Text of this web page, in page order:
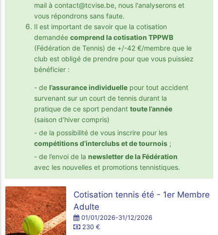
mail à contact@tcvise.be, nous l'analyserons et
vous répondrons sans faute.
Il est important de savoir que la cotisation
demandée comprend la cotisation TPPWB
(Fédération de Tennis) de +/-42 €/membre que le
club est obligé de prendre pour que vous puissiez
bénéficier :
- de l’assurance individuellepour tout accident
survenant sur un court de tennis durant la
pratique de ce sport pendant toute l’année
(saison d’hiver compris)
- de la possibilité de vous inscrire pour les
compétitions d’interclubs et de tournois;
- de l’envoi de la newsletter de la Fédération
avec les nouvelles et promotions tennistiques.
Cotisation tennis été - 1er Membre
Adulte
01/01/2026-31/12/2026
230 €